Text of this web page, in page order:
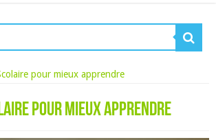
pour mieux apprendre
pour mieux apprendre